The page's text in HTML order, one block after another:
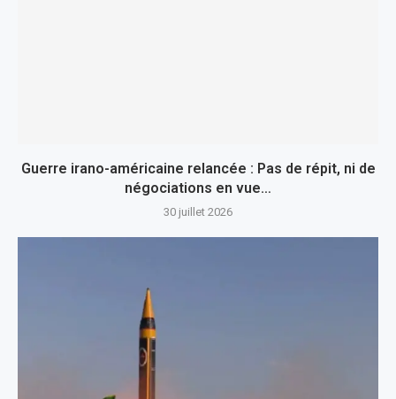
Guerre irano-américaine relancée : Pas de répit, ni de
négociations en vue…
30 juillet 2026